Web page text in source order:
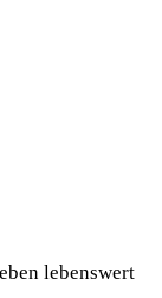
lebenswert